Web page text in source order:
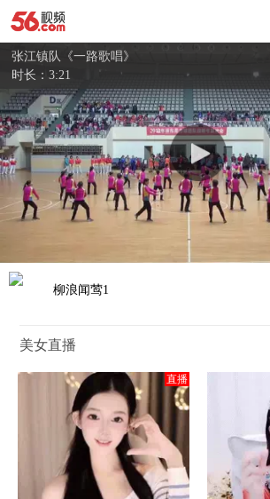
张江镇队《一路歌唱》
时长：3:21
柳浪闻莺1
美女直播
直播